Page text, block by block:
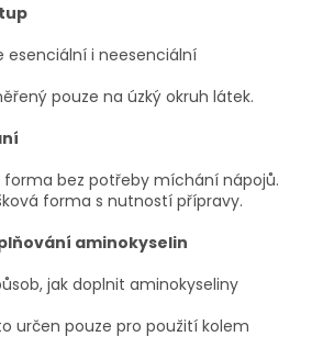
esenciální i neesenciální
pouze na úzký okruh látek.
forma bez potřeby míchání nápojů.
forma s nutností přípravy.
aminokyselin
jak doplnit aminokyseliny
určen pouze pro použití kolem